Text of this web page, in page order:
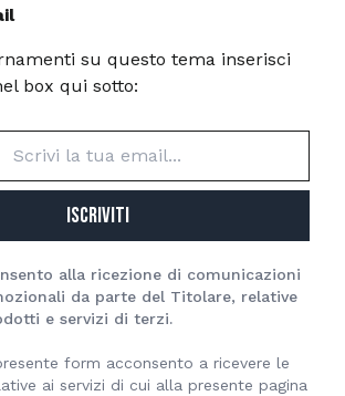
su questo tema inserisci
box qui sotto:
ISCRIVITI
alla ricezione di comunicazioni
da parte del Titolare, relative
e servizi di terzi.
form acconsento a ricevere le
ai servizi di cui alla presente pagina